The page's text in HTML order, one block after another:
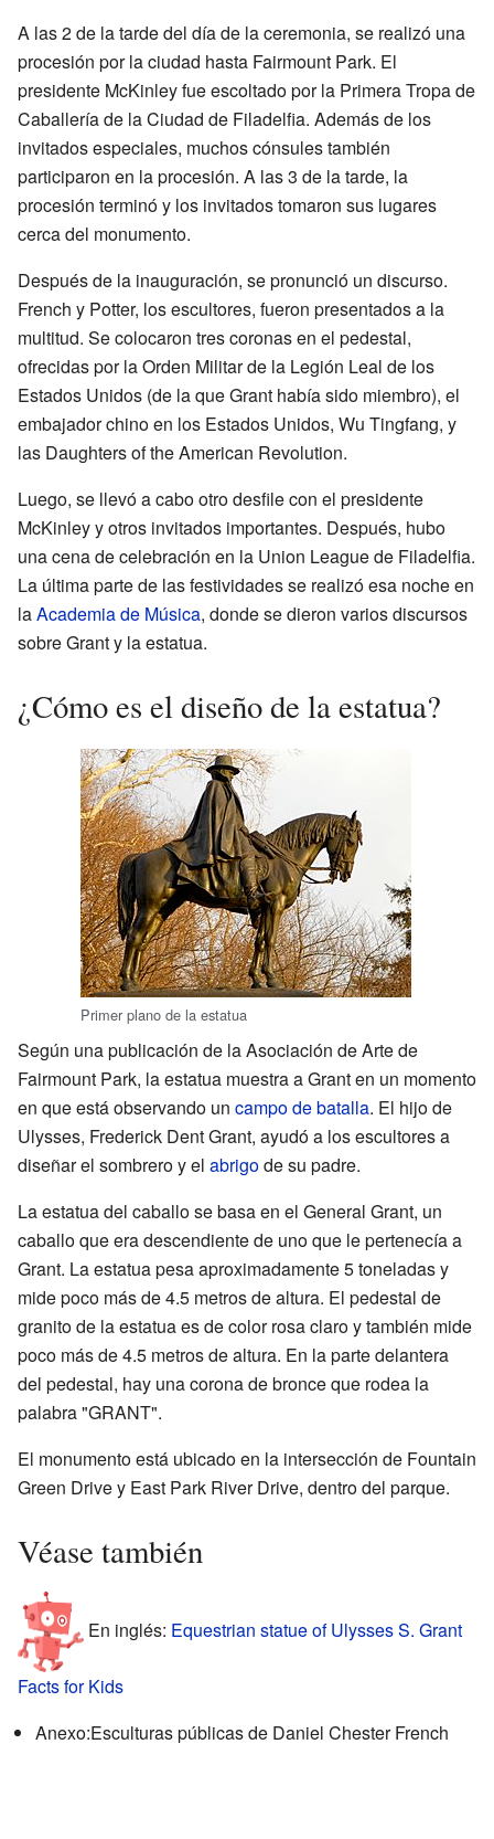
A las 2 de la tarde del día de la ceremonia, se realizó una
procesión por la ciudad hasta Fairmount Park. El
presidente McKinley fue escoltado por la Primera Tropa de
Caballería de la Ciudad de Filadelfia. Además de los
invitados especiales, muchos cónsules también
participaron en la procesión. A las 3 de la tarde, la
procesión terminó y los invitados tomaron sus lugares
cerca del monumento.
Después de la inauguración, se pronunció un discurso.
French y Potter, los escultores, fueron presentados a la
multitud. Se colocaron tres coronas en el pedestal,
ofrecidas por la Orden Militar de la Legión Leal de los
Estados Unidos (de la que Grant había sido miembro), el
embajador chino en los Estados Unidos, Wu Tingfang, y
las Daughters of the American Revolution.
Luego, se llevó a cabo otro desfile con el presidente
McKinley y otros invitados importantes. Después, hubo
una cena de celebración en la Union League de Filadelfia.
La última parte de las festividades se realizó esa noche en
laAcademia de Música, donde se dieron varios discursos
sobre Grant y la estatua.
¿Cómo es el diseño de la estatua?
Primer plano de la estatua
Según una publicación de la Asociación de Arte de
Fairmount Park, la estatua muestra a Grant en un momento
en que está observando un campo de batalla. El hijo de
Ulysses, Frederick Dent Grant, ayudó a los escultores a
diseñar el sombrero y el abrigode su padre.
La estatua del caballo se basa en el General Grant, un
caballo que era descendiente de uno que le pertenecía a
Grant. La estatua pesa aproximadamente 5 toneladas y
mide poco más de 4.5 metros de altura. El pedestal de
granito de la estatua es de color rosa claro y también mide
poco más de 4.5 metros de altura. En la parte delantera
del pedestal, hay una corona de bronce que rodea la
palabra "GRANT".
El monumento está ubicado en la intersección de Fountain
Green Drive y East Park River Drive, dentro del parque.
Véase también
En inglés: Equestrian statue of Ulysses S. Grant
Facts for Kids
Anexo:Esculturas públicas de Daniel Chester French